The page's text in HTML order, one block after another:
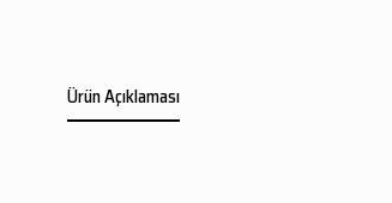
Ürün Açıklaması